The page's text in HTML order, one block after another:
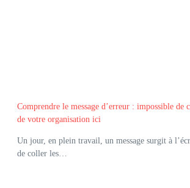
Comprendre le message d’erreur : impossible de
de votre organisation ici
Un jour, en plein travail, un message surgit à
de coller les…